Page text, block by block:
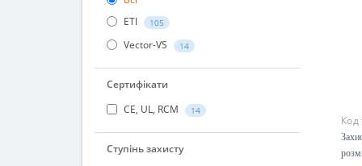
ETI
105
Vector-VS 14
Сертифікати
CE, UL, RCM
14
Ступінь захисту
Код